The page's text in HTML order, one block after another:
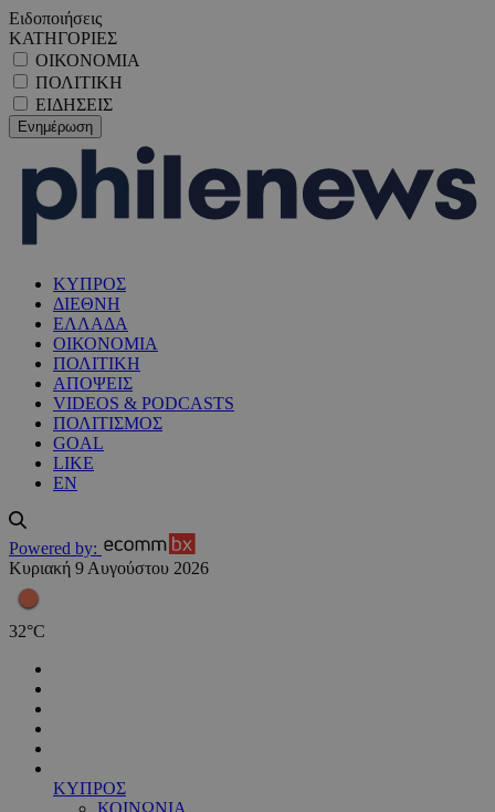
Ειδοποιήσεις
ΚΑΤΗΓΟΡΙΕΣ
ΟΙΚΟΝΟΜΙΑ
ΠΟΛΙΤΙΚΗ
ΕΙΔΗΣΕΙΣ
ΚΥΠΡΟΣ
ΔΙΕΘΝΗ
ΕΛΛΑΔΑ
ΟΙΚΟΝΟΜΙΑ
ΠΟΛΙΤΙΚΗ
ΑΠΟΨΕΙΣ
VIDEOS & PODCASTS
ΠΟΛΙΤΙΣΜΟΣ
GOAL
LIKE
EN
Powered by:
Κυριακή 9 Αυγούστου 2026
32°C
ΚΥΠΡΟΣ